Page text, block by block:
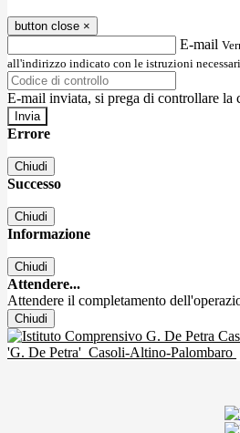
button close ×
E-mail
all'indirizzo indicato con le istruzioni
E-mail inviata, si prega di controllare la
Errore
Chiudi
Successo
Chiudi
Informazione
Chiudi
Attendere...
Attendere il completamento
Chiudi
'G. De Petra' Casoli-Altino-Palombaro